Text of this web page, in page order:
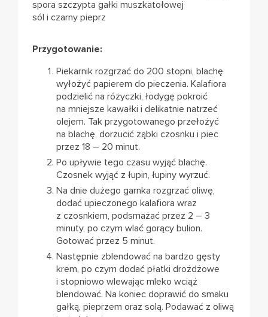
spora szczypta gałki muszkatołowej
sól i czarny pieprz
Przygotowanie:
Piekarnik rozgrzać do 200 stopni, blachę
wyłożyć papierem do pieczenia. Kalafiora
podzielić na różyczki, łodygę pokroić
na mniejsze kawałki i delikatnie natrzeć
olejem. Tak przygotowanego przełożyć
na blachę, dorzucić ząbki czosnku i piec
przez 18 – 20 minut.
Po upływie tego czasu wyjąć blachę.
Czosnek wyjąć z łupin, łupiny wyrzuć.
Na dnie dużego garnka rozgrzać oliwę,
dodać upieczonego kalafiora wraz
z czosnkiem, podsmażać przez 2 – 3
minuty, po czym wlać gorący bulion.
Gotować przez 5 minut.
Następnie zblendować na bardzo gęsty
krem, po czym dodać płatki drożdżowe
i stopniowo wlewając mleko wciąż
blendować. Na koniec doprawić do smaku
gałką, pieprzem oraz solą. Podawać z oliwą